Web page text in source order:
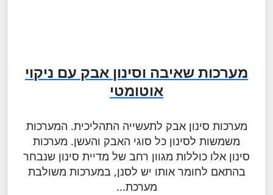
מערכות שאיבה וסינון אבק עם ניקוי
אוטומטי
מערכות סינון אבק לתעשייה התהליכית. המערכות
משמשות לסינון כל סוגי האבק והעשן. מערכות
סינון אלו כוללות מגוון רחב של מדיית סינון שנבחר
בהתאם לחומר אותו יש לסנן, במערכות משולבת
מערכת...